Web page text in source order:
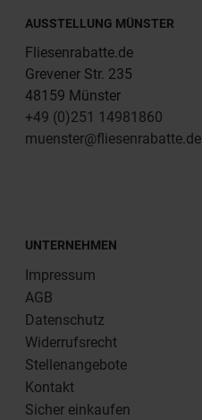
AUSSTELLUNG MÜNSTER
Fliesenrabatte.de
Grevener Str. 235
48159 Münster
+49 (0)251 14981860
muenster@fliesenrabatte.de
UNTERNEHMEN
Impressum
AGB
Datenschutz
Widerrufsrecht
Stellenangebote
Kontakt
Sicher einkaufen